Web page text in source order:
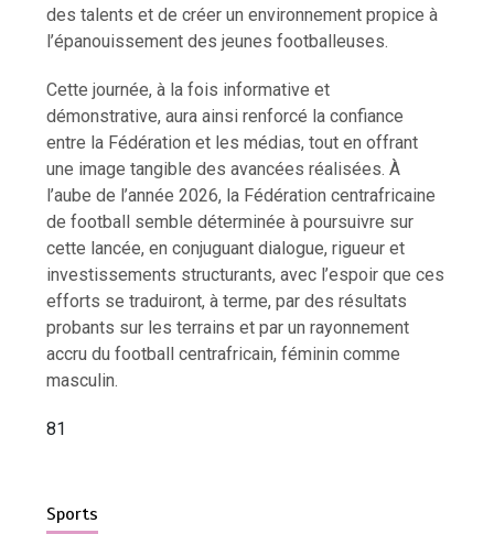
des talents et de créer un environnement propice à
l’épanouissement des jeunes footballeuses.
Cette journée, à la fois informative et
démonstrative, aura ainsi renforcé la confiance
entre la Fédération et les médias, tout en offrant
une image tangible des avancées réalisées. À
l’aube de l’année 2026, la Fédération centrafricaine
de football semble déterminée à poursuivre sur
cette lancée, en conjuguant dialogue, rigueur et
investissements structurants, avec l’espoir que ces
efforts se traduiront, à terme, par des résultats
probants sur les terrains et par un rayonnement
accru du football centrafricain, féminin comme
masculin.
81
Sports